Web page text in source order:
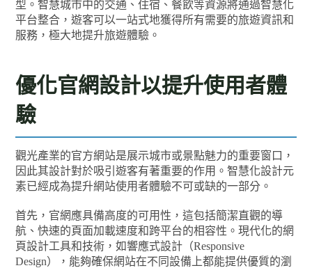
型。智慧城市中的交通、住宿、餐飲等資源將通過智慧化
平台整合，遊客可以一站式地獲得所有需要的旅遊資訊和
服務，極大地提升旅遊體驗。
優化官網設計以提升使用者體
驗
觀光產業的官方網站是展示城市或景點魅力的重要窗口，
因此其設計對於吸引遊客有著重要的作用。智慧化設計元
素已經成為提升網站使用者體驗不可或缺的一部分。
首先，官網應具備高度的可用性，這包括簡潔直觀的導
航、快速的頁面加載速度和跨平台的相容性。現代化的網
頁設計工具和技術，如響應式設計（Responsive
Design），能夠確保網站在不同設備上都能提供優質的瀏